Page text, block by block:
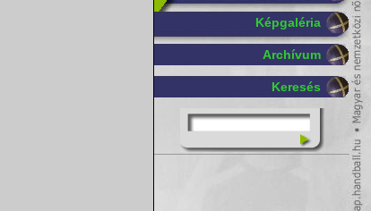
Képgaléria
Archívum
Keresés